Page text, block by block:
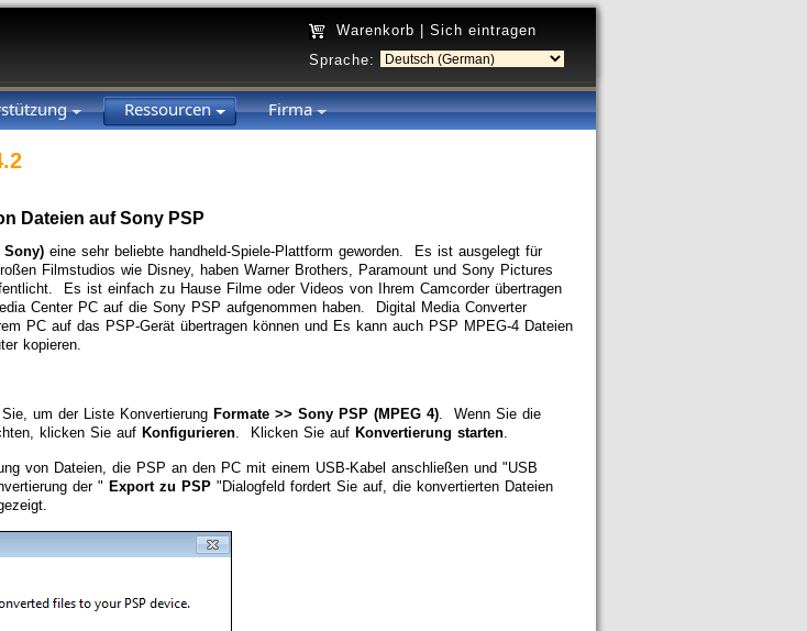
Warenkorb
Sich eintragen
Sprache:
Ressourcen Firma
Dateien auf Sony PSP
Sony) eine sehr beliebte handheld-Spiele-Plattform geworden. Es ist ausgelegt für
Filmstudios wie Disney, haben Warner Brothers, Paramount und Sony Pictures
Es ist einfach zu Hause Filme oder Videos von Ihrem Camcorder übertragen
Center PC auf die Sony PSP aufgenommen haben. Digital Media Converter
PC auf das PSP-Gerät übertragen können und Es kann auch PSP MPEG-4 Dateien
kopieren.
um der Liste Konvertierung Formate >> Sony PSP (MPEG 4) . Wenn Sie die
klicken Sie auf Konfigurieren . Klicken Sie auf Konvertierung starten
von Dateien, die PSP an den PC mit einem USB-Kabel anschließen und "USB
der " Export zu PSP "Dialogfeld fordert Sie auf, die konvertierten Dateien